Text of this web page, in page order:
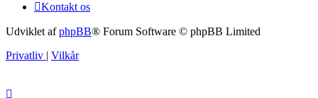
Kontakt os
Udviklet afphpBB® Forum Software © phpBB Limited
Privatliv | Vilkår